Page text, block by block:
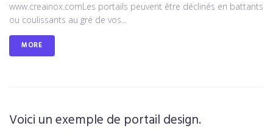
www.creainox.comLes portails peuvent être déclinés en battants
ou coulissants au gré de vos...
MORE
Voici un exemple de portail design.